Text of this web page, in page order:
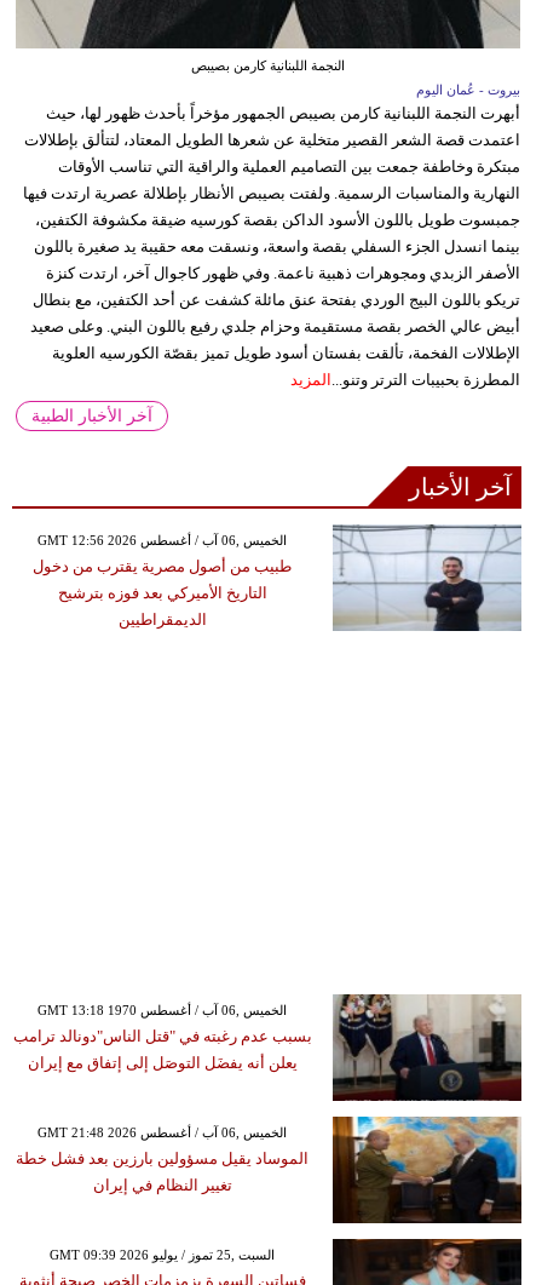
النجمة اللبنانية كارمن بصيبص
بيروت - عُمان اليوم
أبهرت النجمة اللبنانية كارمن بصيبص الجمهور مؤخراً بأحدث ظهور لها، حيث
اعتمدت قصة الشعر القصير متخلية عن شعرها الطويل المعتاد، لتتألق بإطلالات
مبتكرة وخاطفة جمعت بين التصاميم العملية والراقية التي تناسب الأوقات
النهارية والمناسبات الرسمية. ولفتت بصيبص الأنظار بإطلالة عصرية ارتدت فيها
جمبسوت طويل باللون الأسود الداكن بقصة كورسيه ضيقة مكشوفة الكتفين،
بينما انسدل الجزء السفلي بقصة واسعة، ونسقت معه حقيبة يد صغيرة باللون
الأصفر الزبدي ومجوهرات ذهبية ناعمة. وفي ظهور كاجوال آخر، ارتدت كنزة
تريكو باللون البيج الوردي بفتحة عنق مائلة كشفت عن أحد الكتفين، مع بنطال
أبيض عالي الخصر بقصة مستقيمة وحزام جلدي رفيع باللون البني. وعلى صعيد
الإطلالات الفخمة، تألقت بفستان أسود طويل تميز بقصّة الكورسيه العلوية
المطرزة بحبيبات الترتر وتنو... المزيد
آخر الأخبار الطبية
آخر الأخبار
GMT 12:56 2026 الخميس ,06 آب / أغسطس
طبيب من أصول مصرية يقترب من دخول
التاريخ الأميركي بعد فوزه بترشيح
الديمقراطيين
GMT 13:18 1970 الخميس ,06 آب / أغسطس
بسبب عدم رغبته في "قتل الناس"دونالد ترامب
يعلن أنه يفضَل التوصَل إلى إتفاق مع إيران
GMT 21:48 2026 الخميس ,06 آب / أغسطس
الموساد يقيل مسؤولين بارزين بعد فشل خطة
تغيير النظام في إيران
GMT 09:39 2026 السبت ,25 تموز / يوليو
فساتين السهرة بزمزمات الخصر صيحة أنثوية